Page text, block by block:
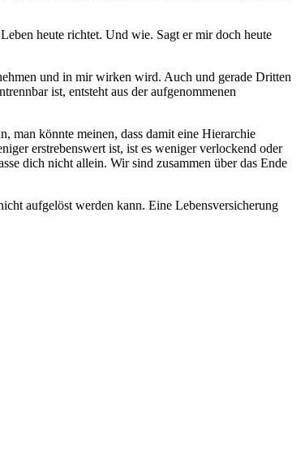
heute richtet. Und wie. Sagt er mir doch heute
und in mir wirken wird. Auch und gerade Dritten
ist, entsteht aus der aufgenommenen
man könnte meinen, dass damit eine Hierarchie
erstrebenswert ist, ist es weniger verlockend oder
dich nicht allein. Wir sind zusammen über das Ende
aufgelöst werden kann. Eine Lebensversicherung